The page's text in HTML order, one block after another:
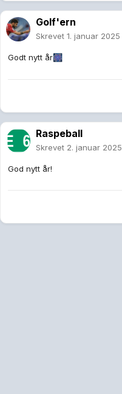
Golf'ern
Skrevet 1. januar 2025
Godt nytt år🎆
Raspeball
Skrevet 2. januar 2025
God nytt år!